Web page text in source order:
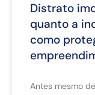
Distrato
quanto a
como
Antes mesmo